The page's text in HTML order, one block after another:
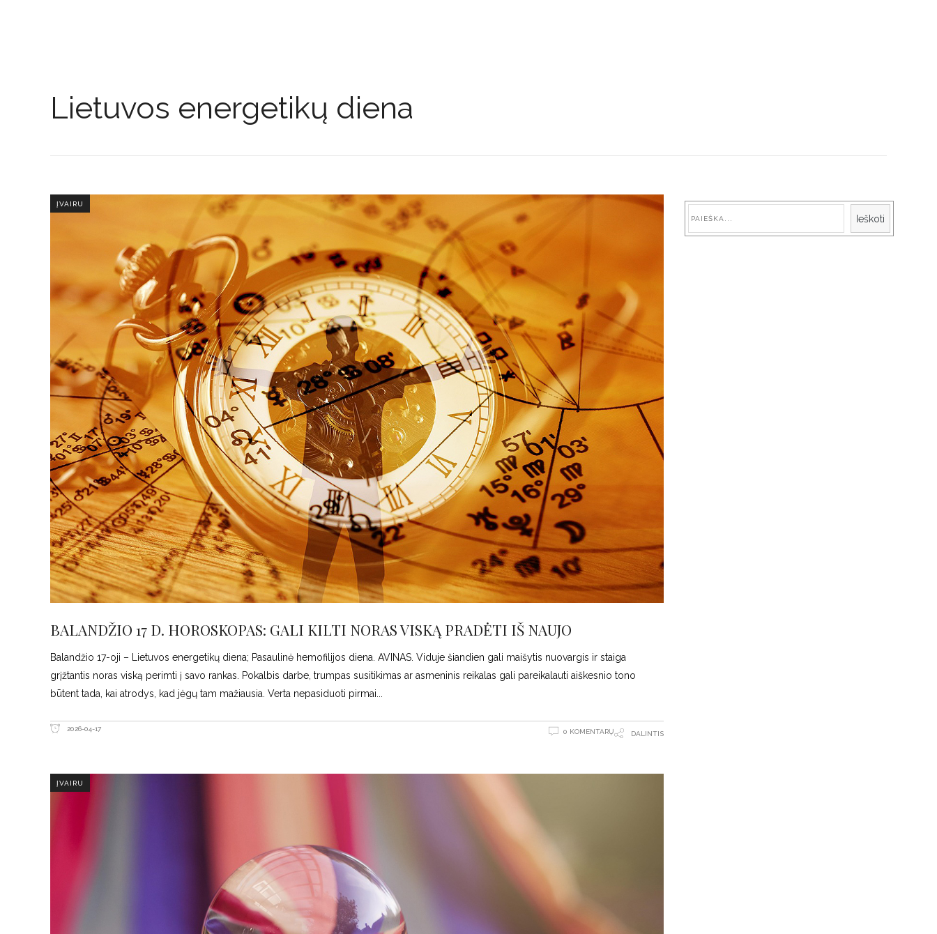
Lietuvos energetikų diena
ĮVAIRU
BALANDŽIO 17 D. HOROSKOPAS: GALI KILTI NORAS VISKĄ PRADĖTI IŠ NAUJO
Balandžio 17-oji – Lietuvos energetikų diena; Pasaulinė hemofilijos diena. AVINAS. Viduje šiandien gali maišytis nuovargis ir staiga
grįžtantis noras viską perimti į savo rankas. Pokalbis darbe, trumpas susitikimas ar asmeninis reikalas gali pareikalauti aiškesnio tono
būtent tada, kai atrodys, kad jėgų tam mažiausia. Verta nepasiduoti pirmai
2026-04-17 0 KOMENTARŲ DALINTIS
ĮVAIRU
Ieškoti